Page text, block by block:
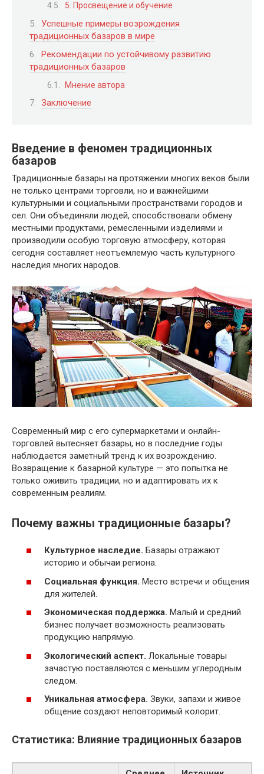
5. Просвещение и обучение
Успешные примеры возрождения
традиционных базаров в мире
Рекомендации по устойчивому развитию
традиционных базаров
Мнение автора
Заключение
Введение в феномен традиционных
базаров
Традиционные базары на протяжении многих веков были
не только центрами торговли, но и важнейшими
культурными и социальными пространствами городов и
сел. Они объединяли людей, способствовали обмену
местными продуктами, ремесленными изделиями и
производили особую торговую атмосферу, которая
сегодня составляет неотъемлемую часть культурного
наследия многих народов.
Современный мир с его супермаркетами и онлайн-
торговлей вытесняет базары, но в последние годы
наблюдается заметный тренд к их возрождению.
Возвращение к базарной культуре — это попытка не
только оживить традиции, но и адаптировать их к
современным реалиям.
Почему важны традиционные базары?
Культурное наследие. Базары отражают
историю и обычаи региона.
Социальная функция. Место встречи и общения
для жителей.
Экономическая поддержка. Малый и средний
бизнес получает возможность реализовать
продукцию напрямую.
Экологический аспект. Локальные товары
зачастую поставляются с меньшим углеродным
следом.
Уникальная атмосфера. Звуки, запахи и живое
общение создают неповторимый колорит.
Статистика: Влияние традиционных базаров